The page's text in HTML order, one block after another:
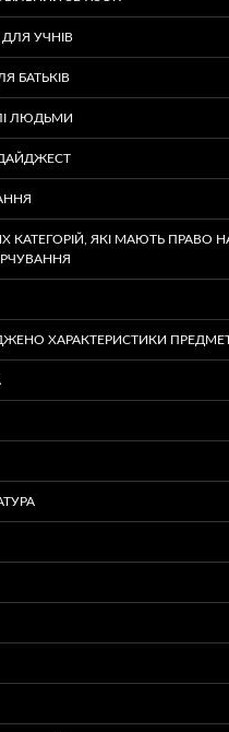
ДЛЯ УЧНІВ
БАТЬКІВ
ЛЮДЬМИ
КАТЕГОРІЙ, ЯКІ МАЮТЬ ПРАВО
ХАРАКТЕРИСТИКИ